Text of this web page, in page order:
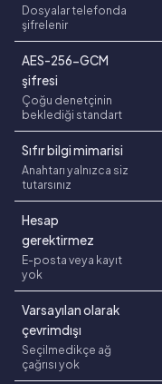
Dosyalar telefonda
şifrelenir
AES-256-GCM
şifresi
Çoğu denetçinin
beklediği standart
Sıfır bilgi mimarisi
Anahtarı yalnızca siz
tutarsınız
Hesap
gerektirmez
E-posta veya kayıt
yok
Varsayılan olarak
çevrimdışı
Seçilmedikçe ağ
çağrısı yok